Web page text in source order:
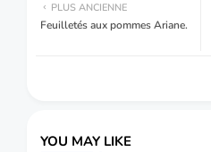
PLUS ANCIENNE
Feuilletés aux pommes Ariane.
YOU MAY LIKE